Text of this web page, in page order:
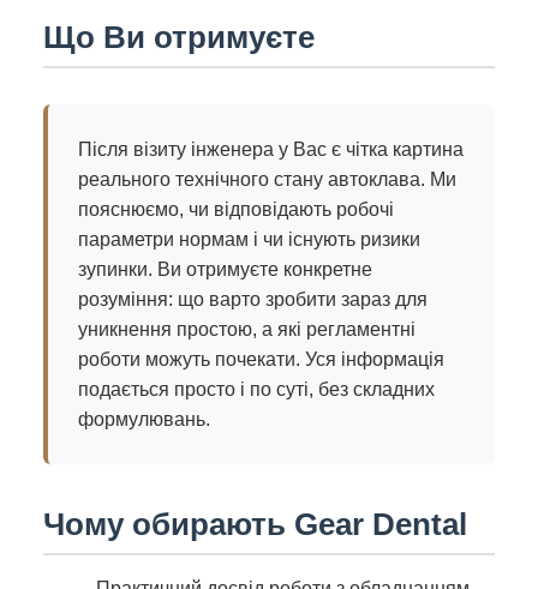
Що Ви отримуєте
Після візиту інженера у Вас є чітка картина
реального технічного стану автоклава. Ми
пояснюємо, чи відповідають робочі
параметри нормам і чи існують ризики
зупинки. Ви отримуєте конкретне
розуміння: що варто зробити зараз для
уникнення простою, а які регламентні
роботи можуть почекати. Уся інформація
подається просто і по суті, без складних
формулювань.
Чому обирають Gear Dental